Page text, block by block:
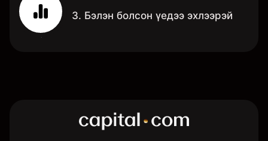
3. Бэлэн болсон үедээ эхлээрэй